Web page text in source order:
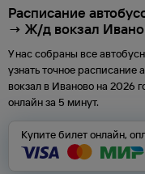
Расписание
→ Ж/д вокзал
У нас собраны все
узнать точное расписание
вокзал в Иваново на 2026
онлайн за 5 минут.
Купите билет онлайн,